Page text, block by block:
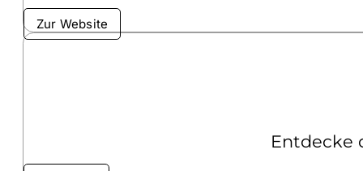
Zur Website
Entdecke